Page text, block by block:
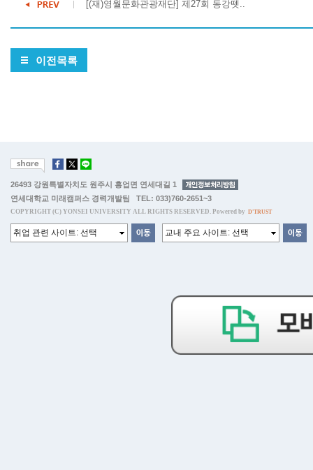
[(재)영월문화관광재단] 제27회 동강뗏..
이전목록
26493 강원특별자치도 원주시 흥업면 연세대길 1
연세대학교 미래캠퍼스 경력개발팀 TEL: 033)760-2651~3
COPYRIGHT (C) YONSEI UNIVERSITY ALL RIGHTS RESERVED. Powered by D'TRUST